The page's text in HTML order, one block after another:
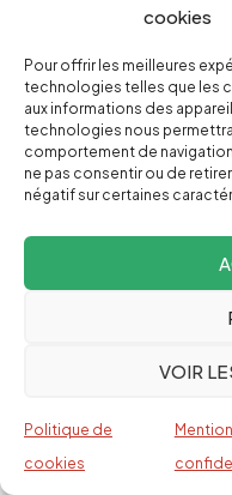
cookies
Pour offrir les meilleures
technologies telles que les
aux informations des
technologies nous
comportement de
ne pas consentir ou de
négatif sur certaines
VOIR
Politique de
cookies
ARTICLES LES + LUS